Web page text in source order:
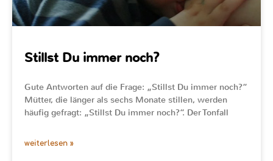
Stillst Du immer noch?
Gute Antworten auf die Frage: „Stillst Du immer noch?“
Mütter, die länger als sechs Monate stillen, werden
häufig gefragt: „Stillst Du immer noch?“. Der Tonfall
weiterlesen »